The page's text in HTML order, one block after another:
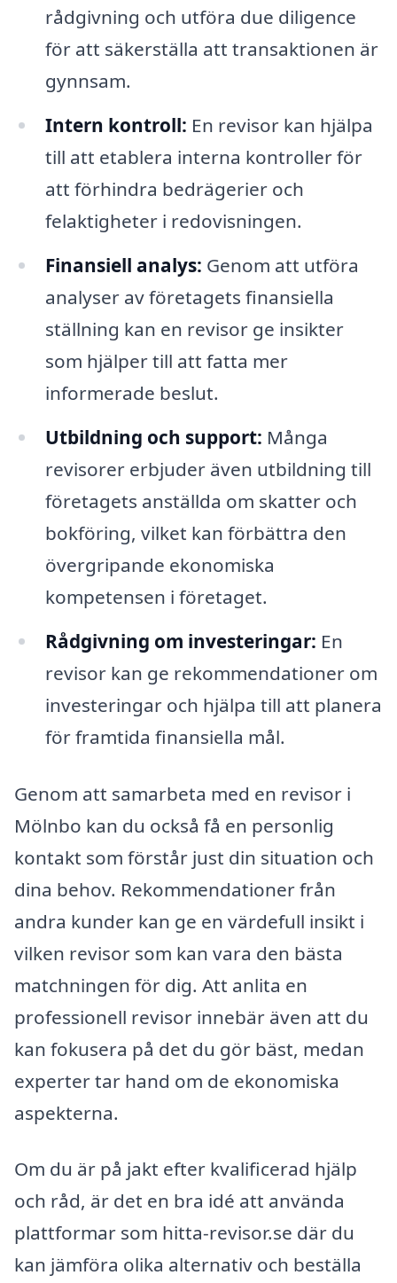
rådgivning och utföra due diligence
för att säkerställa att transaktionen är
gynnsam.
Intern kontroll: En revisor kan hjälpa
till att etablera interna kontroller för
att förhindra bedrägerier och
felaktigheter i redovisningen.
Finansiell analys: Genom att utföra
analyser av företagets finansiella
ställning kan en revisor ge insikter
som hjälper till att fatta mer
informerade beslut.
Utbildning och support: Många
revisorer erbjuder även utbildning till
företagets anställda om skatter och
bokföring, vilket kan förbättra den
övergripande ekonomiska
kompetensen i företaget.
Rådgivning om investeringar: En
revisor kan ge rekommendationer om
investeringar och hjälpa till att planera
för framtida finansiella mål.
Genom att samarbeta med en revisor i
Mölnbo kan du också få en personlig
kontakt som förstår just din situation och
dina behov. Rekommendationer från
andra kunder kan ge en värdefull insikt i
vilken revisor som kan vara den bästa
matchningen för dig. Att anlita en
professionell revisor innebär även att du
kan fokusera på det du gör bäst, medan
experter tar hand om de ekonomiska
aspekterna.
Om du är på jakt efter kvalificerad hjälp
och råd, är det en bra idé att använda
plattformar som hitta-revisor.se där du
kan jämföra olika alternativ och beställa